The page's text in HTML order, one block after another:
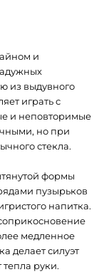
и
из выдувного
играть с
и неповторимые
но при
стекла.
формы
пузырьков
напитка.
медленное
делает силуэт
тепла руки.